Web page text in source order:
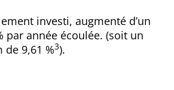
investi, augmenté d’un
par année écoulée. (soit un
de 9,61 %3).